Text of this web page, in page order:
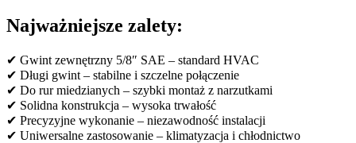
Najważniejsze zalety:
✔ Gwint zewnętrzny 5/8″ SAE – standard HVAC
✔ Długi gwint – stabilne i szczelne połączenie
✔ Do rur miedzianych – szybki montaż z narzutkami
✔ Solidna konstrukcja – wysoka trwałość
✔ Precyzyjne wykonanie – niezawodność instalacji
✔ Uniwersalne zastosowanie – klimatyzacja i chłodnictwo